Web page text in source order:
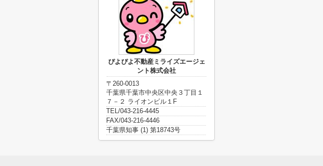
ぴよぴよ不動産ミライズエージェ
ント株式会社
〒260-0013
千葉県千葉市中央区中央３丁目１
７－２ ライオンビル１F
TEL/043-216-4445
FAX/043-216-4446
千葉県知事 (1) 第18743号